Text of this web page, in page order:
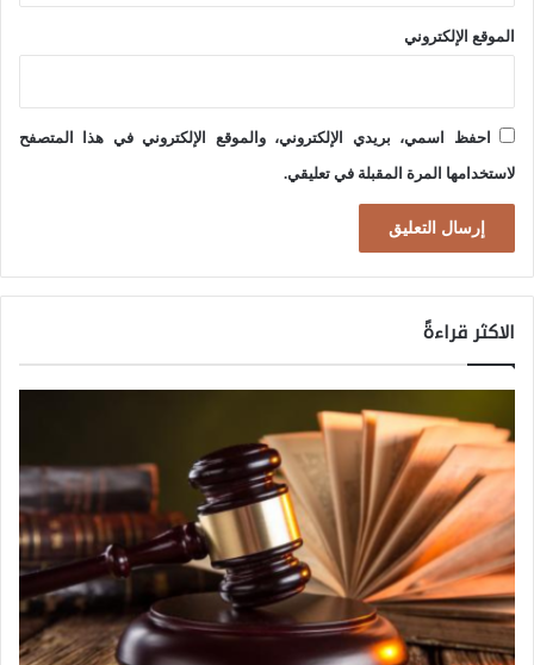
ا
ه
ا
ا
ن
ي
الموقع الإلكتروني
احفظ اسمي، بريدي الإلكتروني، والموقع الإلكتروني في هذا المتصفح
لاستخدامها المرة المقبلة في تعليقي.
الاكثر قراءةً